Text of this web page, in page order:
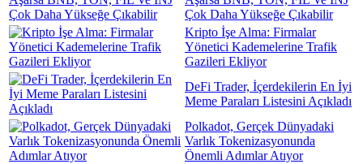
Çok Daha Yükseğe Çıkabilir
Kripto İşe Alma: Firmalar
Yönetici Kademelerine Trafik
Gazileri Ekliyor
DeFi Trader, İçerdekilerin En İyi
Meme Paraları Listesini Açıkladı
Polkadot, Gerçek Dünyadaki
Varlık Tokenizasyonunda
Önemli Adımlar Atıyor